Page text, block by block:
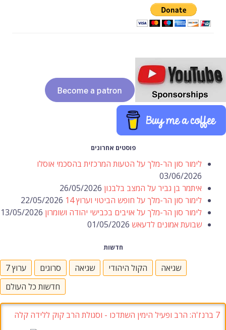
פוסטים אחרונים
לימור סון הר-מלך על הטעות המרכזית בהסכמי אוסלו
03/06/2026
איתמר בן גביר על המצב בלבנון 26/05/2026
לימור סון הר-מלך על חופש הביטוי וערוץ 14
22/05/2026
לימור סון הר-מלך על אויבים בכבישי יהודה ושומרון 13/05/2026
שבועת אמונים לדעאש 01/05/2026
חדשות
ערוץ 7 סרוגים שגיאה הקול היהודי
שגיאה
חדשות כל העולם
7 ברנז'ה: הרב ופעיל הימין השתדכו - וסגולת הרב קוק ללידה קלה